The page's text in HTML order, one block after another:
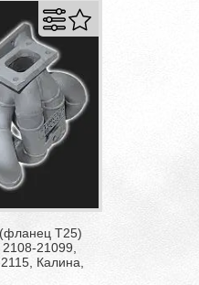
T25)
21099,
Калина,